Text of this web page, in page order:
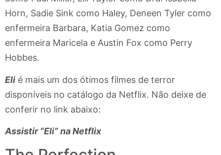
Horn, Sadie Sink como Haley, Deneen Tyler como
enfermeira Barbara, Katia Gomez como
enfermeira Maricela e Austin Fox como Perry
Hobbes.
Eli é mais um dos ótimos filmes de terror
disponíveis no catálogo da Netflix. Não deixe de
conferir no link abaixo:
Assistir “Eli” na Netflix